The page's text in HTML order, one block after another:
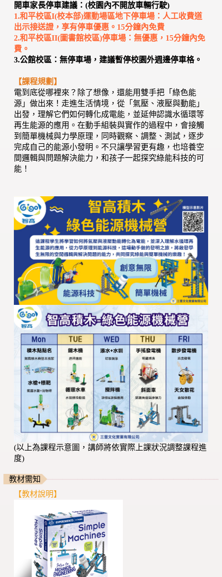
開車家長停車建議：(校園內不開放車輛行駛)
1.和平校區I(校本部)運動場區地下停車場：人工收費道
出示接送證，享有停車優惠。15分鐘內免費
2.和平校區II(圖書館校區)停車場：無優惠，15分鐘內免
費。
3.公館校區：無停車場，建議暫停校園外週邊停車格。
【課程規劃】
電到底從哪裡來？除了想像，還能用雙手把「綠色能
源」做出來！走進生活情境，從「氣壓、液壓與動能」
出發，理解它們如何轉化成電能，並延伸認識水循環等
再生能源的應用。在動手組裝與實作的過程中，會接觸
到簡單機械與力學原理，同時觀察、調整、測試，逐步
完成自己的能源小發明。不只讓學習更有趣，也培養空
間邏輯與問題解決能力，和孩子一起探究綠能科技的可
能！
(以上為課程示意圖，講師將依實際上課狀況調整課程進
度)
教材需知
【教材說明】